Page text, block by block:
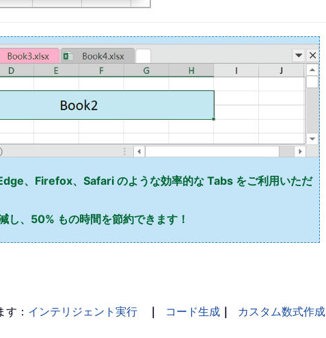
、Firefox、Safari のような効率的な Tabs をご利用いただ
し、50% もの時間を節約できます！
： インテリジェント実行 ｜ コード生成 ｜ カスタム数式作成